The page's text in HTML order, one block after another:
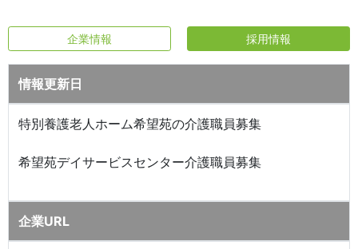
企業情報 採用情報
情報更新日
特別養護老人ホーム希望苑の介護職員募集
希望苑デイサービスセンター介護職員募集
企業URL